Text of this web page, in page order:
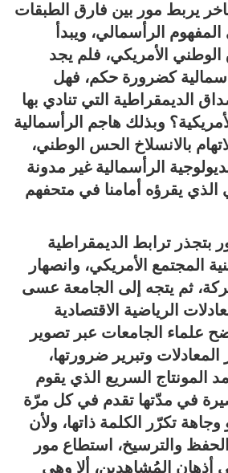
يربط مور بين فارق الطبقات
الرأسمالي، ويبدأ
الوطني الأمريكي، فلم يجد
كضرورة حكم، فهل
الديمقراطية التي تنادي بها
وبذلك هاجم الرأسمالية
بالانسلاخ الحس الوطني،
الرأسمالية غير مدونة
الذي يقرؤه أمامنا في متحفهم
بتجذر ترابط الديمقراطية
المجتمع الأمريكي، وانصهار
ثم يتجه إلى الجامعة عسى
الرياضية الاقتصادية
علماء الجامعات عبر تصوير
وتبرير ضرورتها،
المونتاج السريع الذي يقوم
في مدّتها تقدم في كل مرّة
تكرّر الكلمة ذاتها، ولأن
والترسيخ، استطاع مور
أذهان المُشاهِدين، ألا وهي